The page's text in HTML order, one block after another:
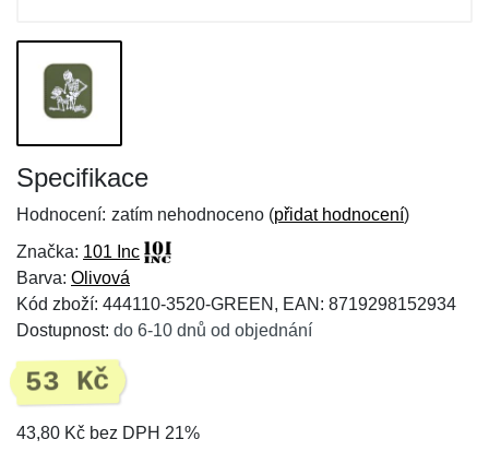
Specifikace
Hodnocení: zatím nehodnoceno (přidat hodnocení)
Značka: 101 Inc
Barva: Olivová
Kód zboží: 444110-3520-GREEN, EAN: 8719298152934
Dostupnost: do 6-10 dnů od objednání
53 Kč
43,80 Kč bez DPH 21%